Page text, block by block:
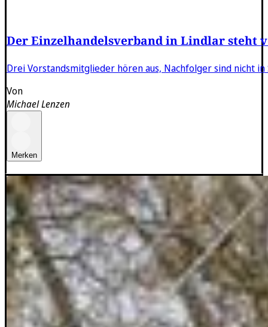
Der Einzelhandelsverband in Lindlar steht
Drei Vorstandsmitglieder hören aus, Nachfolger sind nicht
Von
Michael Lenzen
Merken